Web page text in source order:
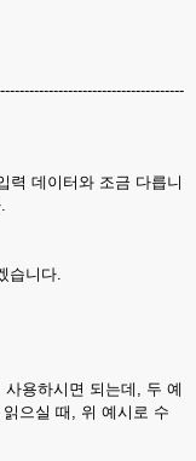
력 데이터와 조금 다릅니
습니다.
용하시면 되는데, 두 예
으실 때, 위 예시로 수